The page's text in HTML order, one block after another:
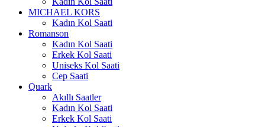
MICHAEL KORS
Kadın Kol Saati
Romanson
Kadın Kol Saati
Erkek Kol Saati
Uniseks Kol Saati
Cep Saati
Quark
Akıllı Saatler
Kadın Kol Saati
Erkek Kol Saati